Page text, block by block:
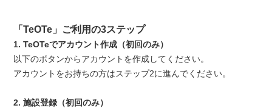
「TeОTe」ご利用の3ステップ
1. TeОTeでアカウント作成（初回のみ）
以下のボタンからアカウントを作成してください。
アカウントをお持ちの方はステップ2に進んでください。
2. 施設登録（初回のみ）